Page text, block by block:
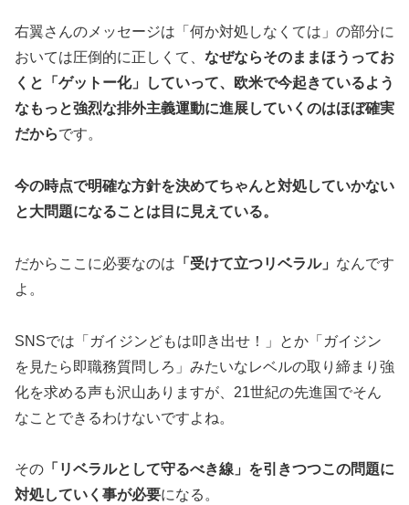
右翼さんのメッセージは「何か対処しなくては」の部分に
おいては圧倒的に正しくて、 なぜならそのままほうってお
くと「ゲットー化」していって、欧米で今起きているよう
なもっと強烈な排外主義運動に進展していくのはほぼ確実
だからです。
今の時点で明確な方針を決めてちゃんと対処していかない
と大問題になることは目に見えている。
だからここに必要なのは 「受けて立つリベラル」 なんです
よ。
SNSでは「ガイジンどもは叩き出せ！」とか「ガイジン
を見たら即職務質問しろ」みたいなレベルの取り締まり強
化を求める声も沢山ありますが、21世紀の先進国でそん
なことできるわけないですよね。
その 「リベラルとして守るべき線」を引きつつこの問題に
対処していく事が必要になる。